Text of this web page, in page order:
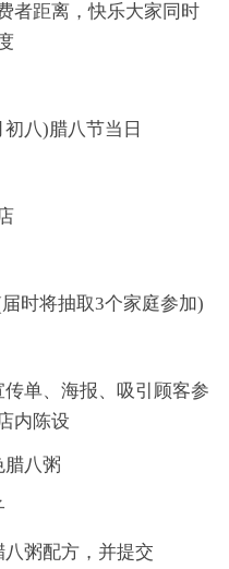
者距离，快乐大家同时
八)腊八节当日
时将抽取3个家庭参加)
单、海报、吸引顾客参
内陈设
腊八粥
粥配方，并提交